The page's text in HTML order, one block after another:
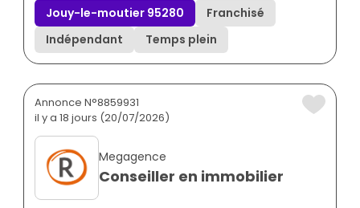
Jouy-le-moutier 95280
Franchisé
Indépendant
Temps plein
Annonce N°8859931
il y a 18 jours (20/07/2026)
Megagence
Conseiller en immobilier